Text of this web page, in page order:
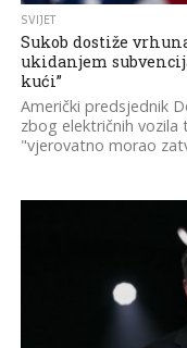
SVIJET
Sukob dostiže
ukidanjem
kući”
Američki predsjednik
zbog električnih vozila
"vjerovatno morao